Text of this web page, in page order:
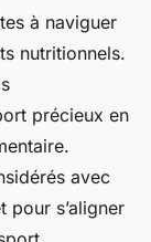
à naviguer
nutritionnels.
précieux en
avec
pour s’aligner